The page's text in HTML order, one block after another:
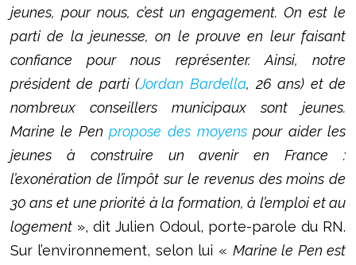
jeunes, pour nous, c’est un engagement. On est le
parti de la jeunesse, on le prouve en leur faisant
confiance pour nous représenter. Ainsi, notre
président de parti (Jordan Bardella, 26 ans) et de
nombreux conseillers municipaux sont jeunes.
Marine le Penpropose des moyenspour aider les
jeunes à construire un avenir en France :
l’exonération de l’impôt sur le revenus des moins de
30 ans et une priorité à la formation, à l’emploi et au
logement», dit Julien Odoul, porte-parole du RN.
Sur l’environnement, selon lui « Marine le Pen est